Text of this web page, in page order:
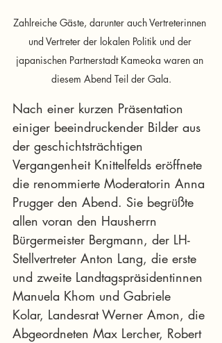
Zahlreiche Gäste, darunter auch Vertreterinnen
und Vertreter der lokalen Politik und der
japanischen Partnerstadt Kameoka waren an
diesem Abend Teil der Gala.
Nach einer kurzen Präsentation
einiger beeindruckender Bilder aus
der geschichtsträchtigen
Vergangenheit Knittelfelds eröffnete
die renommierte Moderatorin Anna
Prugger den Abend. Sie begrüßte
allen voran den Hausherrn
Bürgermeister Bergmann, der LH-
Stellvertreter Anton Lang, die erste
und zweite Landtagspräsidentinnen
Manuela Khom und Gabriele
Kolar, Landesrat Werner Amon, die
Abgeordneten Max Lercher, Robert